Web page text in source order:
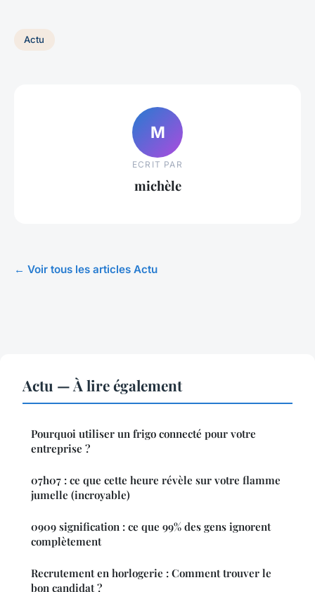
Actu
M
ECRIT PAR
michèle
← Voir tous les articles Actu
Actu — À lire également
Pourquoi utiliser un frigo connecté pour votre
entreprise ?
07h07 : ce que cette heure révèle sur votre flamme
jumelle (incroyable)
0909 signification : ce que 99% des gens ignorent
complètement
Recrutement en horlogerie : Comment trouver le
bon candidat ?